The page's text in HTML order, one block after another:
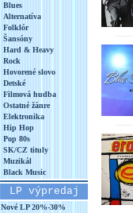
Blues
Alternatíva
Folklór
Šansóny
Hard & Heavy
Rock
Hovorené slovo
Detské
Filmová hudba
Ostatné žánre
Elektronika
Hip Hop
Pop 80s
SK/CZ tituly
Muzikál
Black Music
LP výpredaj
Nové LP 20%-30%